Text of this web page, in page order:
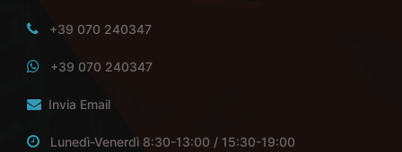
+39 070 240347
+39 070 240347
Invia Email
Lunedì-Venerdì 8:30-13:00 / 15:30-19:00